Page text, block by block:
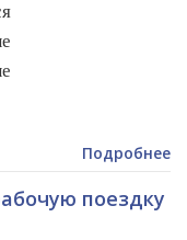
Подробнее
поездку